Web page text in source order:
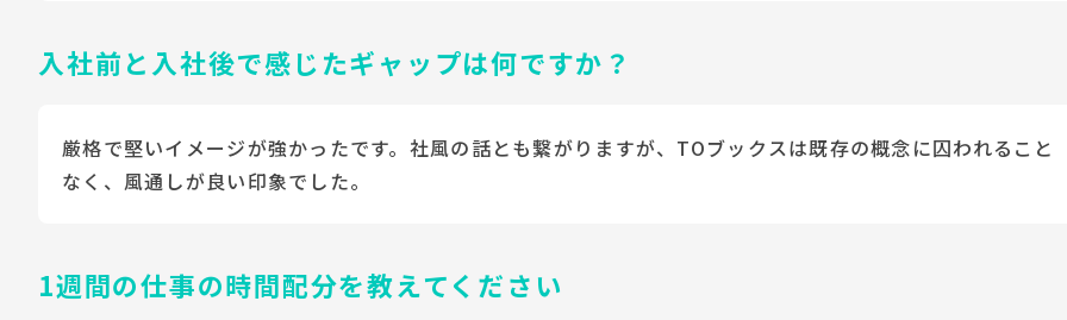
入社前と入社後で感じたギャップは何ですか？
厳格で堅いイメージが強かったです。社風の話とも繋がりますが、TOブックスは既存の概念に囚われること
なく、風通しが良い印象でした。
1週間の仕事の時間配分を教えてください